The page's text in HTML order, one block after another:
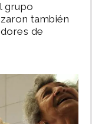
grupo
también
de